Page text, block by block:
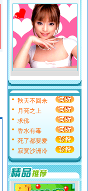
秋天不回来
月亮之上
求佛
香水有毒
死了都要爱
寂寞沙洲冷